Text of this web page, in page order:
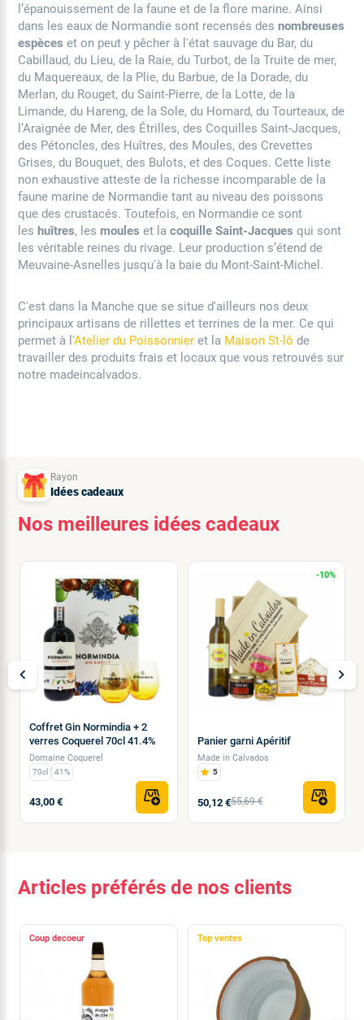
l’épanouissement de la faune et de la flore marine. Ainsi
dans les eaux de Normandie sont recensés desnombreuses
espèces et on peut y pêcher à l'état sauvage du Bar, du
Cabillaud, du Lieu, de la Raie, du Turbot, de la Truite de mer,
du Maquereaux, de la Plie, du Barbue, de la Dorade, du
Merlan, du Rouget, du Saint-Pierre, de la Lotte, de la
Limande, du Hareng, de la Sole, du Homard, du Tourteaux, de
l’Araignée de Mer, des Étrilles, des Coquilles Saint-Jacques,
des Pétoncles, des Huîtres, des Moules, des Crevettes
Grises, du Bouquet, des Bulots, et des Coques. Cette liste
non exhaustive atteste de la richesse incomparable de la
faune marine de Normandie tant au niveau des poissons
que des crustacés. Toutefois, en Normandie ce sont
leshuîtres, les moules et lacoquille Saint-Jacques qui sont
les véritable reines du rivage. Leur production s’étend de
Meuvaine-Asnelles jusqu'à la baie du Mont-Saint-Michel.
C'est dans la Manche que se situe d'ailleurs nos deux
principaux artisans de rillettes et terrines de la mer. Ce qui
permet à l'Atelier du Poissonnier et la Maison St-lô de
travailler des produits frais et locaux que vous retrouvés sur
notre madeincalvados.
Rayon
Idées cadeaux
Nos meilleures idées cadeaux
Coffret Gin Normindia + 2
verres Coquerel 70cl 41.4%
Domaine Coquerel
70cl 41%
43,00 €
-10%
Panier garni Apéritif
Made in Calvados
5
50,12 €55,69 €
chevron_left chevron_right
Articles préférés de nos clients
Coup de Top ventes